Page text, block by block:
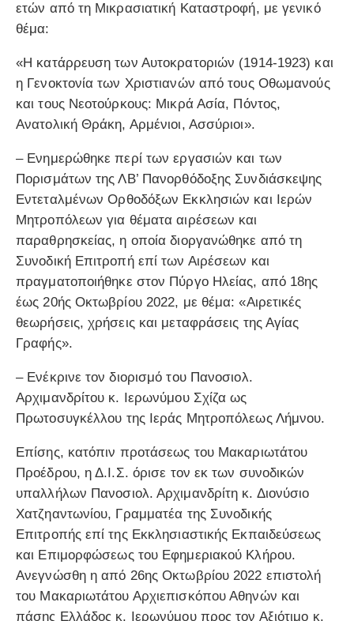
ετών από τη Μικρασιατική Καταστροφή, με γενικό
θέμα:
«Η κατάρρευση των Αυτοκρατοριών (1914-1923) και
η Γενοκτονία των Χριστιανών από τους Οθωμανούς
και τους Νεοτούρκους: Μικρά Ασία, Πόντος,
Ανατολική Θράκη, Αρμένιοι, Ασσύριοι».
– Ενημερώθηκε περί των εργασιών και των
Πορισμάτων της ΛΒ’ Πανορθόδοξης Συνδιάσκεψης
Εντεταλμένων Ορθοδόξων Εκκλησιών και Ιερών
Μητροπόλεων για θέματα αιρέσεων και
παραθρησκείας, η οποία διοργανώθηκε από τη
Συνοδική Επιτροπή επί των Αιρέσεων και
πραγματοποιήθηκε στoν Πύργο Ηλείας, από 18ης
έως 20ής Οκτωβρίου 2022, με θέμα: «Αιρετικές
θεωρήσεις, χρήσεις και μεταφράσεις της Αγίας
Γραφής».
– Ενέκρινε τον διορισμό του Πανοσιολ.
Αρχιμανδρίτου κ. Ιερωνύμου Σχίζα ως
Πρωτοσυγκέλλου της Ιεράς Μητροπόλεως Λήμνου.
Επίσης, κατόπιν προτάσεως του Μακαριωτάτου
Προέδρου, η Δ.Ι.Σ. όρισε τον εκ των συνοδικών
υπαλλήλων Πανοσιολ. Αρχιμανδρίτη κ. Διονύσιο
Χατζηαντωνίου, Γραμματέα της Συνοδικής
Επιτροπής επί της Εκκλησιαστικής Εκπαιδεύσεως
και Επιμορφώσεως του Εφημεριακού Κλήρου.
Ανεγνώσθη η από 26ης Οκτωβρίου 2022 επιστολή
του Μακαριωτάτου Αρχιεπισκόπου Αθηνών και
πάσης Ελλάδος κ. Ιερωνύμου προς τον Αξιότιμο κ.